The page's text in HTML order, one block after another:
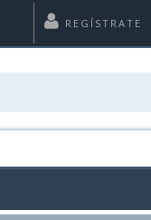
REGÍSTRATE